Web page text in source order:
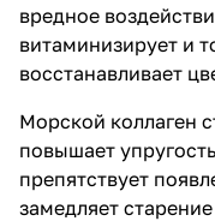
вредное
витаминизирует и
восстанавливает
Морской коллаген
повышает
препятствует
замедляет